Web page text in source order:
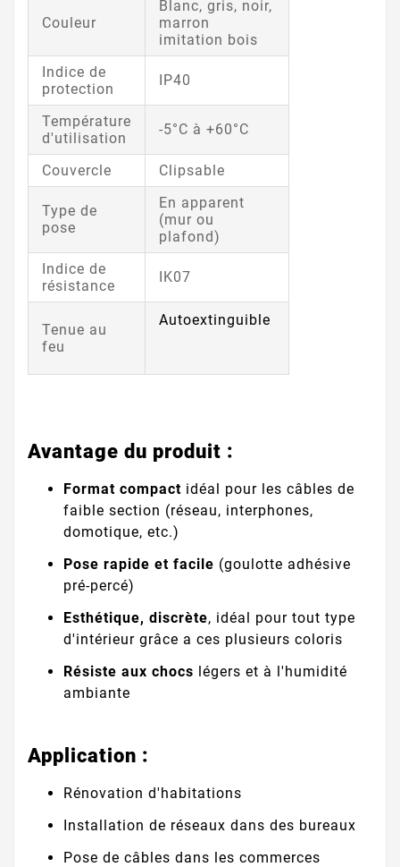
Couleur
Blanc, gris, noir,
marron
imitation bois
Indice de
protection
IP40
Température
d'utilisation
-5°C à +60°C
Couvercle Clipsable
Type de
pose
En apparent
(mur ou
plafond)
Indice de
résistance
IK07
Tenue au
feu
Autoextinguible
Avantage du produit :
Format compact idéal pour les câbles de
faible section (réseau, interphones,
domotique, etc.)
Pose rapide et facile (goulotte adhésive
pré-percé)
Esthétique, discrète, idéal pour tout type
d'intérieur grâce a ces plusieurs coloris
Résiste aux chocs légers et à l'humidité
ambiante
Application :
Rénovation d'habitations
Installation de réseaux dans des bureaux
Pose de câbles dans les commerces